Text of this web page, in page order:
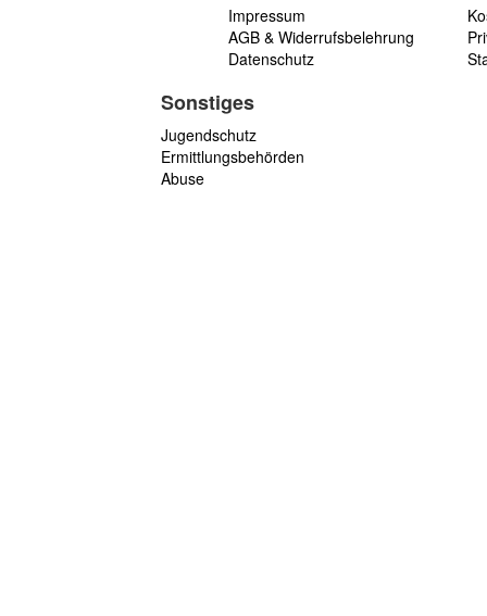
Impressum
AGB & Widerrufsbelehrung
Datenschutz
Sonstiges
Jugendschutz
Ermittlungsbehörden
Abuse